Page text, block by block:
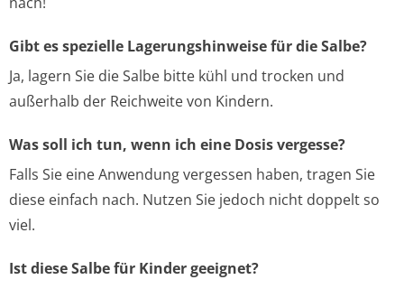
Gibt es spezielle Lagerungshinweise für die Salbe?
Ja, lagern Sie die Salbe bitte kühl und trocken und
außerhalb der Reichweite von Kindern.
Was soll ich tun, wenn ich eine Dosis vergesse?
Falls Sie eine Anwendung vergessen haben, tragen Sie
diese einfach nach. Nutzen Sie jedoch nicht doppelt so
viel.
Ist diese Salbe für Kinder geeignet?